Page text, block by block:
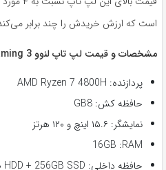
است که ارزش خریدش را چند برابر
مشخصات و قیمت لپ تاپ لنوو IdeaPad Gaming 3:
پردازنده: AMD Ryzen 7 4800H
حافظه کش: GB8
نمایشگر: ۱۵.۶ اینچ و ۱۲۰ هرتز
16GB :RAM
حافظه داخلی: 1TB HDD + 256GB SSD